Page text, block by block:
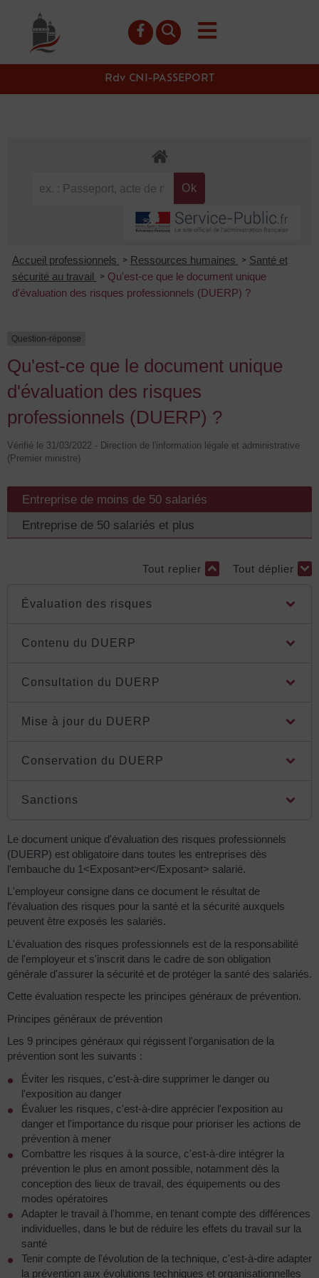
principal
Rdv CNI-PASSEPORT
Accueil professionnels > Ressources humaines > Santé et
sécurité au travail
> Qu'est-ce que le document unique
d'évaluation des risques professionnels (DUERP) ?
Question-réponse
Qu'est-ce que le document unique
d'évaluation des risques
professionnels (DUERP) ?
Vérifié le 31/03/2022 - Direction de l'information légale et administrative
(Premier ministre)
Entreprise de moins de 50 salariés
Entreprise de 50 salariés et plus
Tout replier Tout déplier
Évaluation des risques
Contenu du DUERP
Consultation du DUERP
Mise à jour du DUERP
Conservation du DUERP
Sanctions
Le document unique d'évaluation des risques professionnels
(DUERP) est obligatoire dans toutes les entreprises dès
l'embauche du 1<Exposant>er</Exposant> salarié.
L'employeur consigne dans ce document le résultat de
l'évaluation des risques pour la santé et la sécurité auxquels
peuvent être exposés les salariés.
L'évaluation des risques professionnels est de la responsabilité
de l'employeur et s'inscrit dans le cadre de son obligation
générale d'assurer la sécurité et de protéger la santé des salariés.
Cette évaluation respecte les principes généraux de prévention.
Principes généraux de prévention
Les 9 principes généraux qui régissent l'organisation de la
prévention sont les suivants :
Éviter les risques, c'est-à-dire supprimer le danger ou
l'exposition au danger
Évaluer les risques, c'est-à-dire apprécier l'exposition au
danger et l'importance du risque pour prioriser les actions de
prévention à mener
Combattre les risques à la source, c'est-à-dire intégrer la
prévention le plus en amont possible, notamment dès la
conception des lieux de travail, des équipements ou des
modes opératoires
Adapter le travail à l'homme, en tenant compte des différences
individuelles, dans le but de réduire les effets du travail sur la
santé
Tenir compte de l'évolution de la technique, c'est-à-dire adapter
la prévention aux évolutions techniques et organisationnelles